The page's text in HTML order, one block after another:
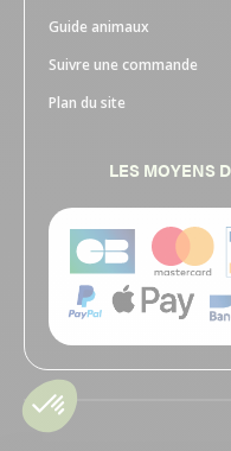
Guide animaux
Suivre une commande
Plan du site
LES MOYENS